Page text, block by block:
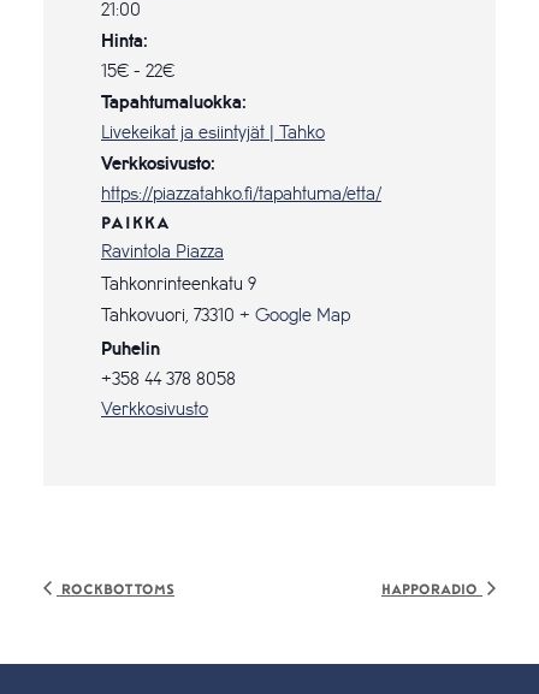
21:00
Hinta:
15€ - 22€
Tapahtumaluokka:
Livekeikat ja esiintyjät | Tahko
Verkkosivusto:
https://piazzatahko.fi/tapahtuma/etta/
PAIKKA
Ravintola Piazza
Tahkonrinteenkatu 9
Tahkovuori, 73310 + Google Map
Puhelin
+358 44 378 8058
Verkkosivusto
Rockbottoms Happoradio